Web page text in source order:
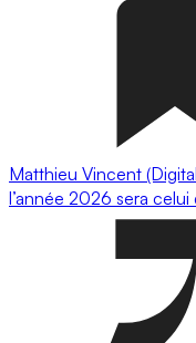
Matthieu Vincent
l’année 2026 sera celui